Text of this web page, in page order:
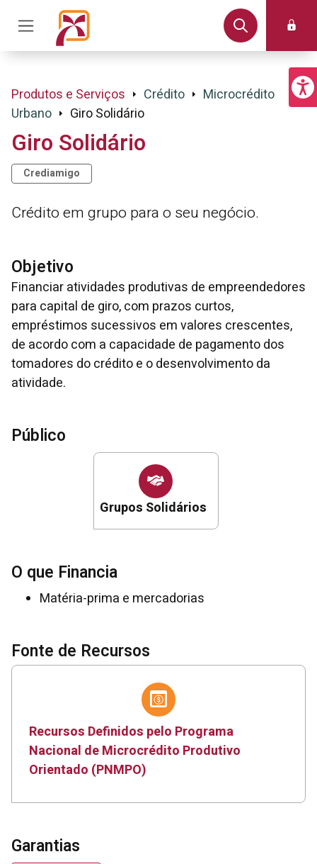
Produtos e Serviços Crédito
Microcrédito
Urbano
Giro Solidário
Giro Solidário
Crediamigo
Crédito em grupo para o seu negócio.
Objetivo
Financiar atividades produtivas de empreendedores
para capital de giro, com prazos curtos,
empréstimos sucessivos em valores crescentes,
de acordo com a capacidade de pagamento dos
tomadores do crédito e o desenvolvimento da
atividade.
Público
Grupos Solidários
O que Financia
Matéria-prima e mercadorias
Fonte de Recursos
Recursos Definidos pelo Programa
Nacional de Microcrédito Produtivo
Orientado (PNMPO)
Garantias